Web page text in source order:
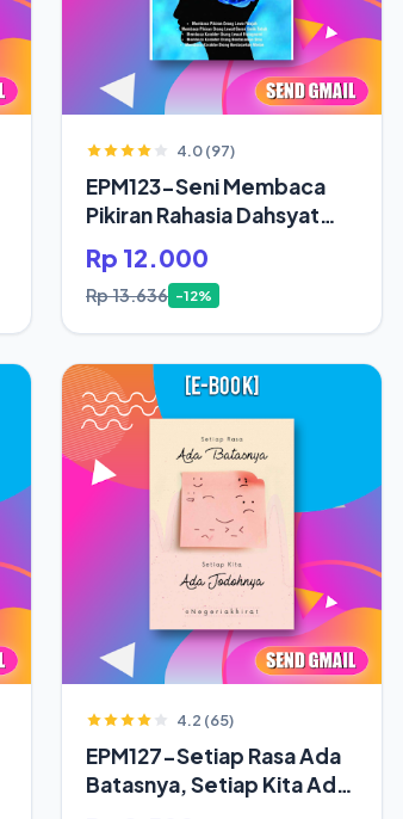
4.0 (97)
EPM123-Seni Membaca
Pikiran Rahasia Dahsyat
Hidup Orang Sukses
Rp 12.000
Rp 13.636 -12%
4.2 (65)
EPM127-Setiap Rasa Ada
Batasnya, Setiap Kita Ada
Jodoh